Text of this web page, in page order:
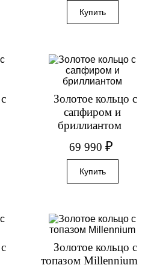
Золотое кольцо с
сапфиром и
бриллиантом
69 990 ₽
Золотое кольцо с
топазом Millennium